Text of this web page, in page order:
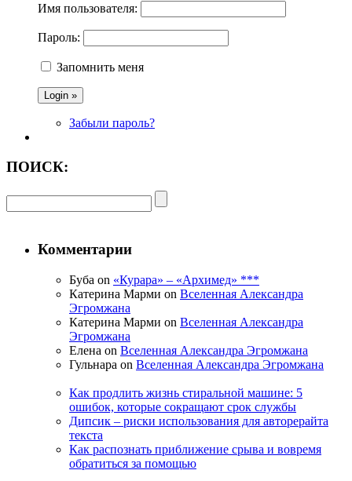
Имя пользователя:
Пароль:
Запомнить меня
Забыли пароль?
ПОИСК:
Комментарии
Буба on «Курара» – «Архимед» ***
Катерина Марми on Вселенная Александра
Эгромжана
Катерина Марми on Вселенная Александра
Эгромжана
Елена on Вселенная Александра Эгромжана
Гульнара on Вселенная Александра Эгромжана
Как продлить жизнь стиральной машине: 5
ошибок, которые сокращают срок службы
Дипсик – риски использования для авторерайта
текста
Как распознать приближение срыва и вовремя
обратиться за помощью